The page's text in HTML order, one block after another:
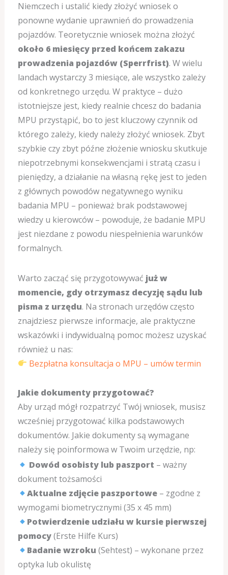
Niemczech i ustalić kiedy złożyć wniosek o
ponowne wydanie uprawnień do prowadzenia
pojazdów. Teoretycznie wniosek można złożyć
około 6 miesięcy przed końcem zakazu
prowadzenia pojazdów (Sperrfrist). W wielu
landach wystarczy 3 miesiące, ale wszystko zależy
od konkretnego urzędu. W praktyce – dużo
istotniejsze jest, kiedy realnie chcesz do badania
MPU przystąpić, bo to jest kluczowy czynnik od
którego zależy, kiedy należy złożyć wniosek. Zbyt
szybkie czy zbyt późne złożenie wniosku skutkuje
niepotrzebnymi konsekwencjami i stratą czasu i
pieniędzy, a działanie na własną rękę jest to jeden
z głównych powodów negatywnego wyniku
badania MPU – ponieważ brak podstawowej
wiedzy u kierowców – powoduje, że badanie MPU
jest niezdane z powodu niespełnienia warunków
formalnych.
Warto zacząć się przygotowywać już w
momencie, gdy otrzymasz decyzję sądu lub
pisma z urzędu. Na stronach urzędów często
znajdziesz pierwsze informacje, ale praktyczne
wskazówki i indywidualną pomoc możesz uzyskać
również u nas:
Bezpłatna konsultacja o MPU – umów termin
Jakie dokumenty przygotować?
Aby urząd mógł rozpatrzyć Twój wniosek, musisz
wcześniej przygotować kilka podstawowych
dokumentów. Jakie dokumenty są wymagane
należy się poinformowa w Twoim urzędzie, np:
Dowód osobisty lub paszport – ważny
dokument tożsamości
Aktualne zdjęcie paszportowe– zgodne z
wymogami biometrycznymi (35 x 45 mm)
Potwierdzenie udziału w kursie pierwszej
pomocy(Erste Hilfe Kurs)
Badanie wzroku (Sehtest) – wykonane przez
optyka lub okulistę